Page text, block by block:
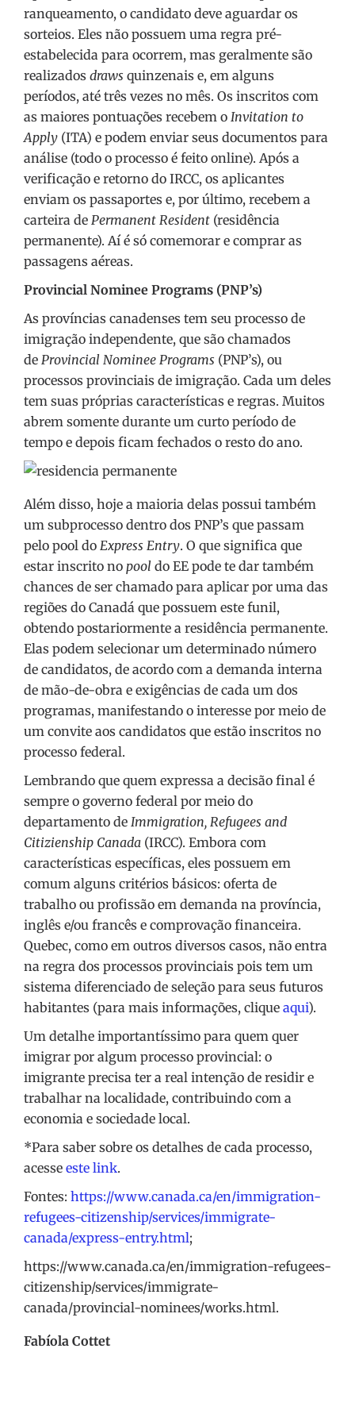
ranqueamento, o candidato deve aguardar os
sorteios. Eles não possuem uma regra pré-
estabelecida para ocorrem, mas geralmente são
realizados draws quinzenais e, em alguns
períodos, até três vezes no mês. Os inscritos com
as maiores pontuações recebem o Invitation to
Apply (ITA) e podem enviar seus documentos para
análise (todo o processo é feito online). Após a
verificação e retorno do IRCC, os aplicantes
enviam os passaportes e, por último, recebem a
carteira de Permanent Resident (residência
permanente). Aí é só comemorar e comprar as
passagens aéreas.
Provincial Nominee Programs (PNP’s)
As províncias canadenses tem seu processo de
imigração independente, que são chamados
de Provincial Nominee Programs (PNP’s), ou
processos provinciais de imigração. Cada um deles
tem suas próprias características e regras. Muitos
abrem somente durante um curto período de
tempo e depois ficam fechados o resto do ano.
Além disso, hoje a maioria delas possui também
um subprocesso dentro dos PNP’s que passam
pelo pool do Express Entry. O que significa que
estar inscrito no pool do EE pode te dar também
chances de ser chamado para aplicar por uma das
regiões do Canadá que possuem este funil,
obtendo postariormente a residência permanente.
Elas podem selecionar um determinado número
de candidatos, de acordo com a demanda interna
de mão-de-obra e exigências de cada um dos
programas, manifestando o interesse por meio de
um convite aos candidatos que estão inscritos no
processo federal.
Lembrando que quem expressa a decisão final é
sempre o governo federal por meio do
departamento de Immigration, Refugees and
Citizienship Canada (IRCC). Embora com
características específicas, eles possuem em
comum alguns critérios básicos: oferta de
trabalho ou profissão em demanda na província,
inglês e/ou francês e comprovação financeira.
Quebec, como em outros diversos casos, não entra
na regra dos processos provinciais pois tem um
sistema diferenciado de seleção para seus futuros
habitantes (para mais informações, clique aqui).
Um detalhe importantíssimo para quem quer
imigrar por algum processo provincial: o
imigrante precisa ter a real intenção de residir e
trabalhar na localidade, contribuindo com a
economia e sociedade local.
*Para saber sobre os detalhes de cada processo,
acesse este link.
Fontes: https://www.canada.ca/en/immigration-
refugees-citizenship/services/immigrate-
canada/express-entry.html;
https://www.canada.ca/en/immigration-refugees-
citizenship/services/immigrate-
canada/provincial-nominees/works.html.
Fabíola Cottet